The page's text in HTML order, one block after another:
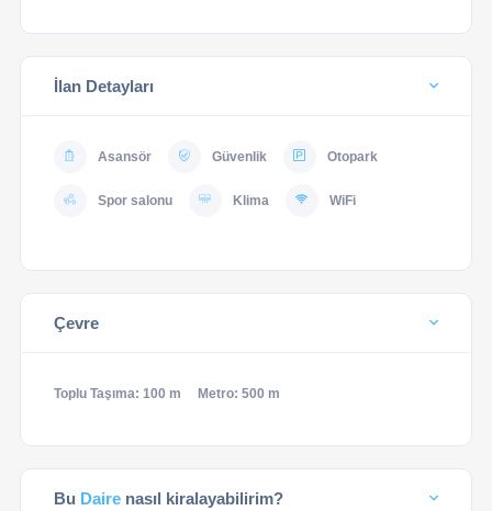
İlan Detayları
Asansör Güvenlik Otopark
Spor salonu Klima WiFi
Çevre
Toplu Taşıma: 100 m Metro: 500 m
Bu Daire nasıl kiralayabilirim?